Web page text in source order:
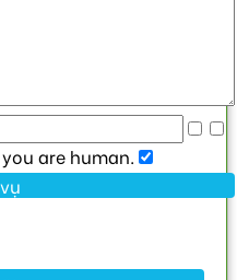
are human.